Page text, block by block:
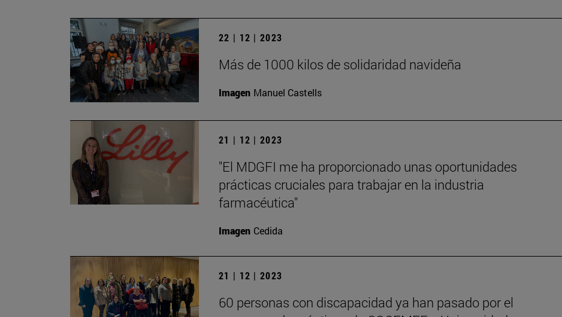
22 | 12 | 2023
Más de 1000 kilos de solidaridad navideña
Imagen Manuel Castells
21 | 12 | 2023
"El MDGFI me ha proporcionado unas oportunidades
prácticas cruciales para trabajar en la industria
farmacéutica"
Imagen Cedida
21 | 12 | 2023
60 personas con discapacidad ya han pasado por el